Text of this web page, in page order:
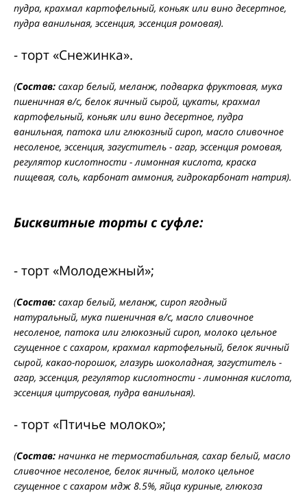
пудра, крахмал картофельный, коньяк или вино десертное,
пудра ванильная, эссенция, эссенция ромовая).
- торт «Снежинка».
(Состав: сахар белый, меланж, подварка фруктовая, мука
пшеничная в/с, белок яичный сырой, цукаты, крахмал
картофельный, коньяк или вино десертное, пудра
ванильная, патока или глюкозный сироп, масло сливочное
несоленое, эссенция, загуститель - агар, эссенция ромовая,
регулятор кислотности - лимонная кислота, краска
пищевая, соль, карбонат аммония, гидрокарбонат натрия).
Бисквитные торты с суфле:
- торт «Молодежный»;
(Состав: сахар белый, меланж, сироп ягодный
натуральный, мука пшеничная в/с, масло сливочное
несоленое, патока или глюкозный сироп, молоко цельное
сгущенное с сахаром, крахмал картофельный, белок яичный
сырой, какао-порошок, глазурь шоколадная, загуститель -
агар, эссенция, регулятор кислотности - лимонная кислота,
эссенция цитрусовая, пудра ванильная).
- торт «Птичье молоко»;
(Состав: начинка не термостабильная, сахар белый, масло
сливочное несоленое, белок яичный, молоко цельное
сгущенное с сахаром мдж 8.5%, яйца куриные, глюкоза